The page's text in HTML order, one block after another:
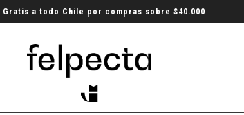
Gratis a todo Chile por compras sobre $40.000